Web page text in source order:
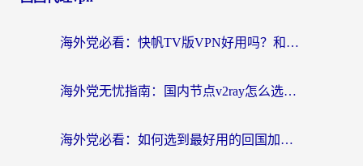
海外党必看：快帆TV版VPN好用吗？和快游VPN对比哪个回国效果更好？附实用避坑指南
海外党无忧指南：国内节点v2ray怎么选？一键回国VPN+多场景实测帮你避坑
海外党必看：如何选到最好用的回国加速器？从节点到售后的全维度指南